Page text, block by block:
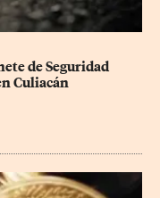
de Seguridad
Culiacán